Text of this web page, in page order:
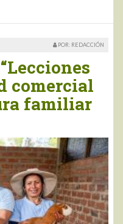
POR: REDACCIÓN
comercial
familiar